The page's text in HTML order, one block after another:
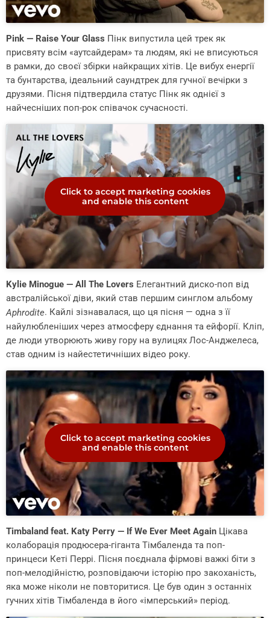
Pink — Raise Your Glass Пінк випустила цей трек як
присвяту всім «аутсайдерам» та людям, які не вписуються
в рамки, до своєї збірки найкращих хітів. Це вибух енергії
та бунтарства, ідеальний саундтрек для гучної вечірки з
друзями. Пісня підтвердила статус Пінк як однієї з
найчесніших поп-рок співачок сучасності.
Click to accept marketing cookies
and enable this content
Kylie Minogue — All The Lovers Елегантний диско-поп від
австралійської діви, який став першим синглом альбому
Aphrodite. Кайлі зізнавалася, що ця пісня — одна з її
найулюбленіших через атмосферу єднання та ейфорії. Кліп,
де люди утворюють живу гору на вулицях Лос-Анджелеса,
став одним із найестетичніших відео року.
Click to accept marketing cookies
and enable this content
Timbaland feat. Katy Perry — If We Ever Meet Again Цікава
колаборація продюсера-гіганта Тімбаленда та поп-
принцеси Кеті Перрі. Пісня поєднала фірмові важкі біти з
поп-мелодійністю, розповідаючи історію про закоханість,
яка може ніколи не повторитися. Це був один з останніх
гучних хітів Тімбаленда в його «імперський» період.